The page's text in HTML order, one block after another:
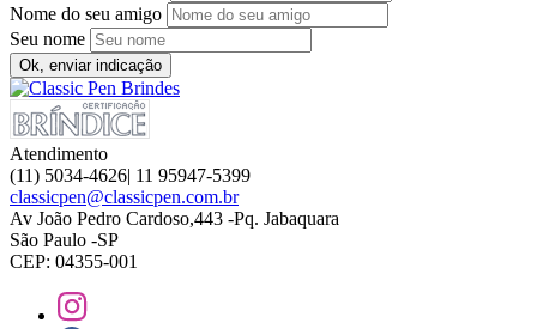
Nome do seu amigo
Seu nome
Ok, enviar indicação
Atendimento
(11) 5034-4626| 11 95947-5399
classicpen@classicpen.com.br
Av João Pedro Cardoso,443 -Pq. Jabaquara
São Paulo -SP
CEP: 04355-001